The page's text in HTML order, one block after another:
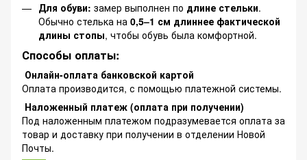
Для обуви: замер выполнен по длине стельки.
Обычно стелька на 0,5–1 см длиннее фактической
длины стопы, чтобы обувь была комфортной.
Способы оплаты:
Онлайн-оплата банковской картой
Оплата производится, с помощью платежной системы.
Наложенный платеж (оплата при получении)
Под наложенным платежом подразумевается оплата за
товар и доставку при получении в отделении Новой
Почты.